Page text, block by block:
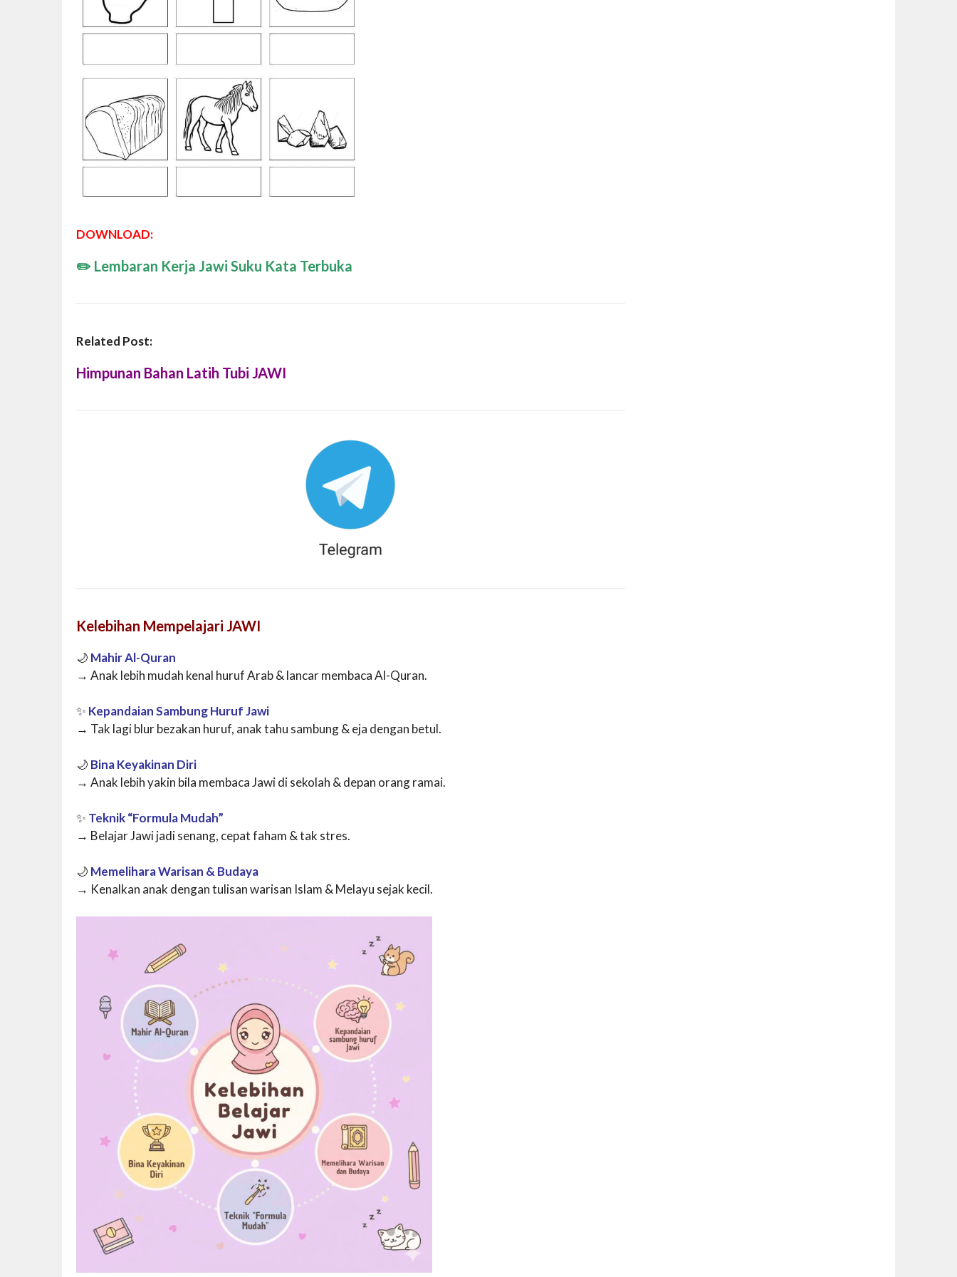
DOWNLOAD:
✏️ Lembaran Kerja Jawi Suku Kata Terbuka
Related Post:
Himpunan Bahan Latih Tubi JAWI
Kelebihan Mempelajari JAWI
🌙 Mahir Al-Quran
→ Anak lebih mudah kenal huruf Arab & lancar membaca Al-Quran.
✨ Kepandaian Sambung Huruf Jawi
→ Tak lagi blur bezakan huruf, anak tahu sambung & eja dengan betul.
🌙 Bina Keyakinan Diri
→ Anak lebih yakin bila membaca Jawi di sekolah & depan orang ramai.
✨ Teknik “Formula Mudah”
→ Belajar Jawi jadi senang, cepat faham & tak stres.
🌙 Memelihara Warisan & Budaya
→ Kenalkan anak dengan tulisan warisan Islam & Melayu sejak kecil.